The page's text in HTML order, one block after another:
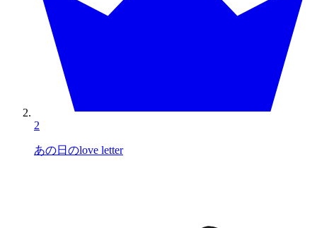
2
あの日のlove letter